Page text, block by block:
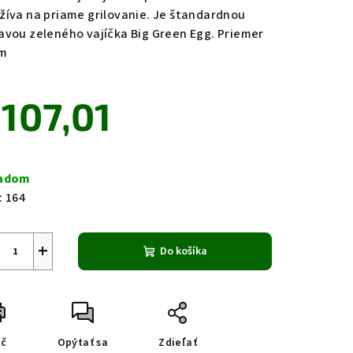
na priame grilovanie. Je štandardnou
zeleného vajíčka Big Green Egg. Priemer
164
+ Do košíka
Opýtať sa Zdieľať